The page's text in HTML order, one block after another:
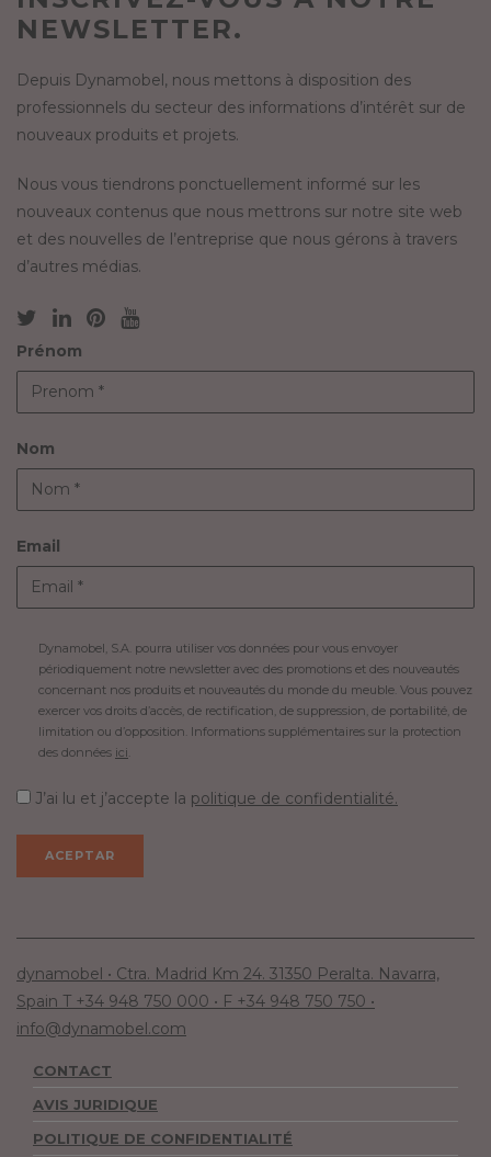
NEWSLETTER.
Depuis Dynamobel, nous mettons à disposition des
professionnels du secteur des informations d’intérêt sur de
nouveaux produits et projets.
Nous vous tiendrons ponctuellement informé sur les
nouveaux contenus que nous mettrons sur notre site web
et des nouvelles de l’entreprise que nous gérons à travers
d’autres médias.
Prénom
Nom
Email
Dynamobel, S.A. pourra utiliser vos données pour vous envoyer
périodiquement notre newsletter avec des promotions et des nouveautés
concernant nos produits et nouveautés du monde du meuble. Vous pouvez
exercer vos droits d’accès, de rectification, de suppression, de portabilité, de
limitation ou d’opposition. Informations supplémentaires sur la protection
des données ici
J’ai lu et j’accepte la politique de confidentialité.
dynamobel • Ctra. Madrid Km 24. 31350 Peralta. Navarra,
Spain T +34 948 750 000 • F +34 948 750 750 •
info@dynamobel.com
CONTACT
AVIS JURIDIQUE
POLITIQUE DE CONFIDENTIALITÉ